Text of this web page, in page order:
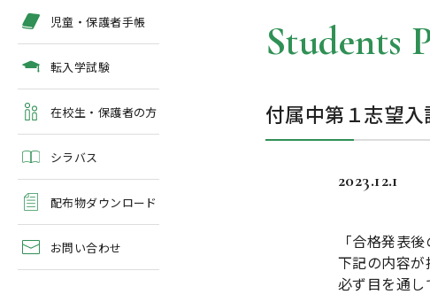
アクセスマップ
よくある質問
入学検査関係行事等の呼
びかけ
学校案内・資料請求
児童・保護者手帳
転入学試験
在校生・保護者の方
シラバス
配布物ダウンロード
お問い合わせ
Students
付属中第１志望
2023.12.1
「合格発表
下記の内容が
必ず目を通し